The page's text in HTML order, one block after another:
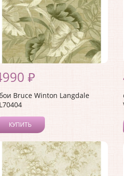
₽
Bruce Winton Langdale
КУПИТЬ